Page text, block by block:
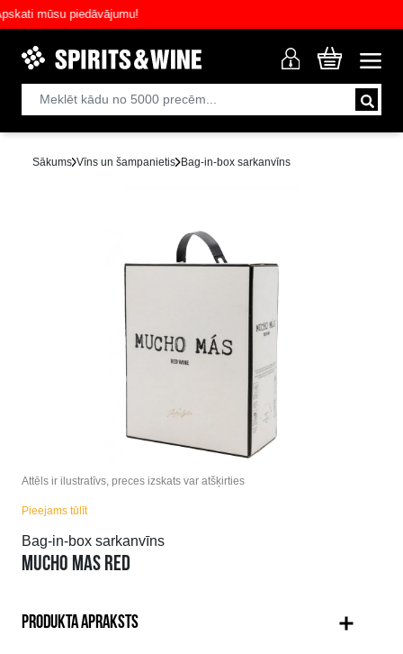
mūsu piedāvājumu!
Sākums Vīns un šampanietis Bag-in-box sarkanvīns
Attēls ir ilustratīvs, preces izskats var atšķirties
Pieejams tūlīt
Bag-in-box sarkanvīns
MUCHO MAS RED
PRODUKTA APRAKSTS